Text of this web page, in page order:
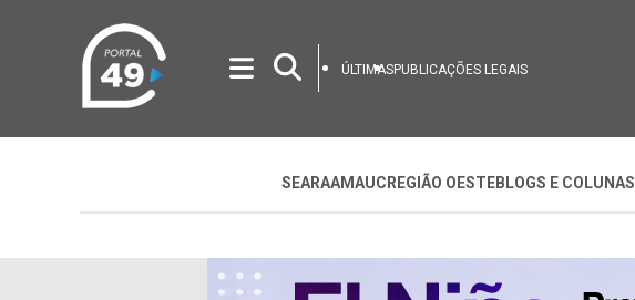
ÚLTIMASPUBLICAÇÕES LEGAIS
SEARAAMAUC REGIÃO OESTEBLOGS E COLUNAS